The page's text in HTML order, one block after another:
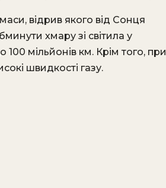
відрив якого від Сонця
хмару зі світила у
мільйонів км. Крім того, при
швидкості газу.